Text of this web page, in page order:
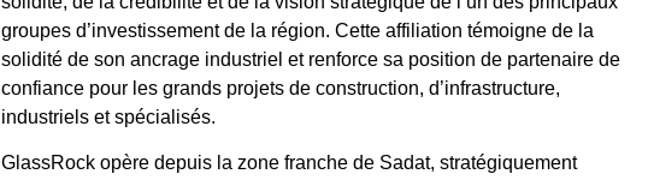
groupes d’investissement de la région. Cette affiliation témoigne de la
solidité de son ancrage industriel et renforce sa position de partenaire de
confiance pour les grands projets de construction, d’infrastructure,
industriels et spécialisés.
GlassRock opère depuis la zone franche de Sadat, stratégiquement